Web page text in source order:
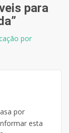
para
por
por
esta